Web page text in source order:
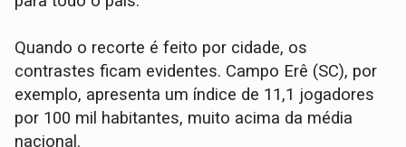
Quando o recorte é feito por cidade, os
contrastes ficam evidentes. Campo Erê (SC), por
exemplo, apresenta um índice de 11,1 jogadores
por 100 mil habitantes, muito acima da média
nacional.